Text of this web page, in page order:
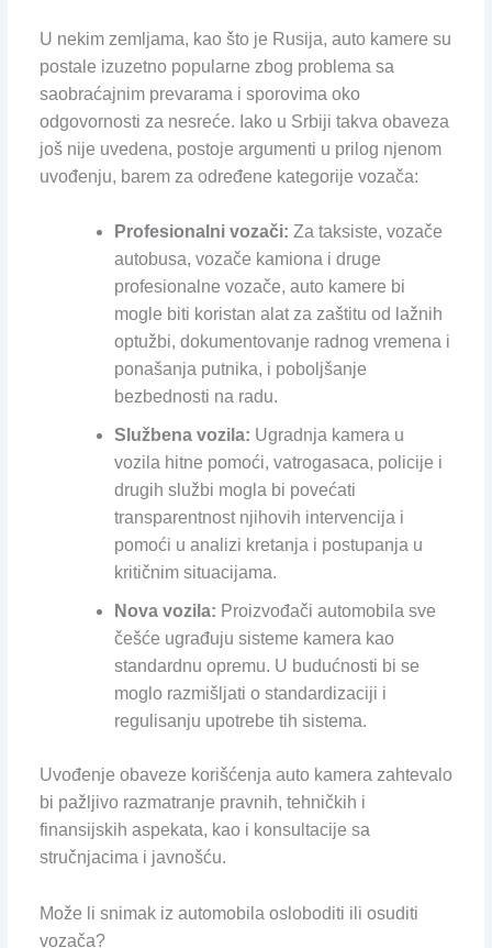
U nekim zemljama, kao što je Rusija, auto kamere su
postale izuzetno popularne zbog problema sa
saobraćajnim prevarama i sporovima oko
odgovornosti za nesreće. Iako u Srbiji takva obaveza
još nije uvedena, postoje argumenti u prilog njenom
uvođenju, barem za određene kategorije vozača:
Profesionalni vozači: Za taksiste, vozače
autobusa, vozače kamiona i druge
profesionalne vozače, auto kamere bi
mogle biti koristan alat za zaštitu od lažnih
optužbi, dokumentovanje radnog vremena i
ponašanja putnika, i poboljšanje
bezbednosti na radu.
Službena vozila: Ugradnja kamera u
vozila hitne pomoći, vatrogasaca, policije i
drugih službi mogla bi povećati
transparentnost njihovih intervencija i
pomoći u analizi kretanja i postupanja u
kritičnim situacijama.
Nova vozila: Proizvođači automobila sve
češće ugrađuju sisteme kamera kao
standardnu opremu. U budućnosti bi se
moglo razmišljati o standardizaciji i
regulisanju upotrebe tih sistema.
Uvođenje obaveze korišćenja auto kamera zahtevalo
bi pažljivo razmatranje pravnih, tehničkih i
finansijskih aspekata, kao i konsultacije sa
stručnjacima i javnošću.
Može li snimak iz automobila osloboditi ili osuditi
vozača?